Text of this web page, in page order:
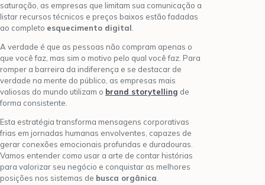
saturação, as empresas que limitam sua comunicação a
listar recursos técnicos e preços baixos estão fadadas
ao completo esquecimento digital
A verdade é que as pessoas não compram apenas o
que você faz, mas sim o motivo pelo qual você faz. Para
romper a barreira da indiferença e se destacar de
verdade na mente do público, as empresas mais
valiosas do mundo utilizam o brand storytelling de
forma consistente.
Esta estratégia transforma mensagens corporativas
frias em jornadas humanas envolventes, capazes de
gerar conexões emocionais profundas e duradouras.
Vamos entender como usar a arte de contar histórias
para valorizar seu negócio e conquistar as melhores
posições nos sistemas de busca orgânica